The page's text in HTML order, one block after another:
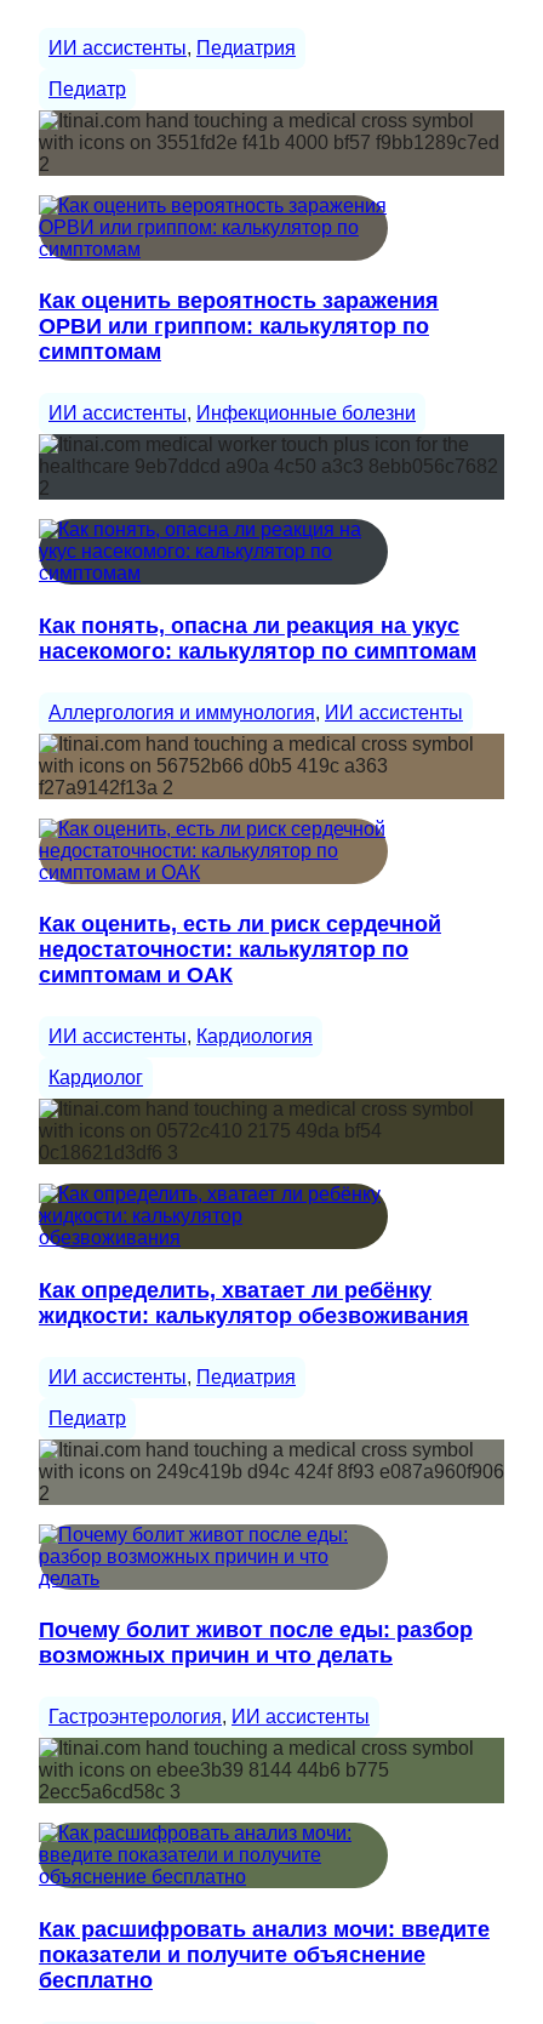
ИИ ассистенты, Педиатрия
Педиатр
Как оценить вероятность заражения
ОРВИ или гриппом: калькулятор по
симптомам
ИИ ассистенты, Инфекционные болезни
Как понять, опасна ли реакция на укус
насекомого: калькулятор по симптомам
Аллергология и иммунология, ИИ ассистенты
Как оценить, есть ли риск сердечной
недостаточности: калькулятор по
симптомам и ОАК
ИИ ассистенты, Кардиология
Кардиолог
Как определить, хватает ли ребёнку
жидкости: калькулятор обезвоживания
ИИ ассистенты, Педиатрия
Педиатр
Почему болит живот после еды: разбор
возможных причин и что делать
Гастроэнтерология, ИИ ассистенты
Как расшифровать анализ мочи: введите
показатели и получите объяснение
бесплатно